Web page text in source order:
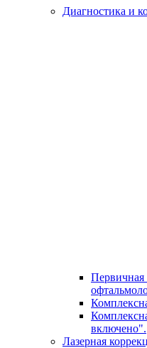
Диагностика и
Первичная
включено".
Лазерная